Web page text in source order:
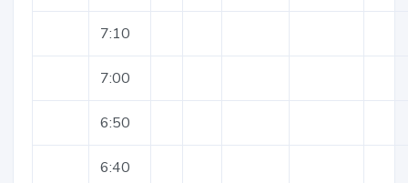
7:10
7:00
6:50
6:40